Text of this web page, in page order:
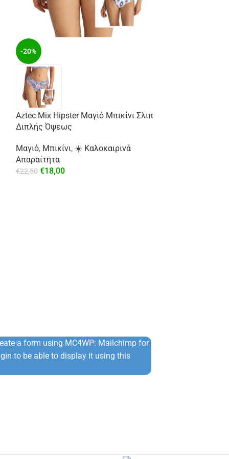
-20%
Aztec Mix Hipster Μαγιό Μπικίνι Σλιπ
Διπλής Όψεως
Μαγιό, Μπικίνι, ☀️ Καλοκαιρινά
Απαραίτητα
€22,50 €18,00
a form using MC4WP: Mailchimp for
to be able to display it using this